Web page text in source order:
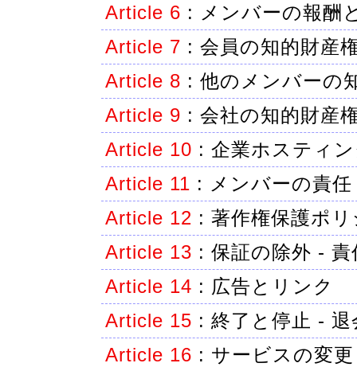
Article 6 :
メンバーの報酬
Article 7 : 会員の知的財産
Article 8 : 他のメンバーの
Article 9 : 会社の知的財産
Article 10 : 企業ホスティ
Article 11 :
メンバーの責任
Article 12 : 著作権保護ポリ
Article 13 : 保証の除外 - 責
Article 14 : 広告とリンク
Article 15 : 終了と停止 - 退
Article 16 : サービスの変